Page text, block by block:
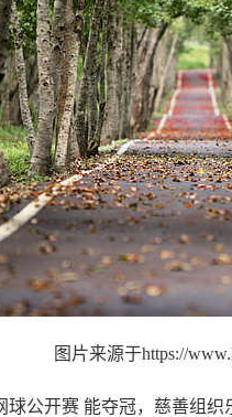
图片来源于https://
公开赛 能夺冠，慈善组织